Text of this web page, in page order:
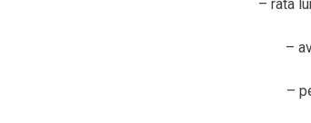
– rata
–
–